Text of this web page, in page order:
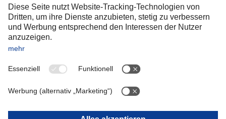
Slovakia
Spain
Sweden
Switzerland
OCEANIA